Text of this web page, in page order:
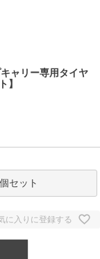
ャリー専用タイヤ
】
セット
に入りに登録する